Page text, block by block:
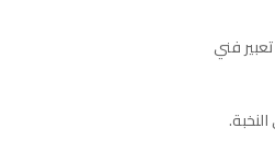
فني